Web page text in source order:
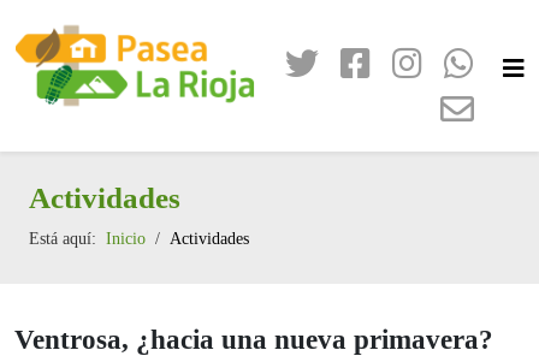
Actividades
Está aquí: Inicio Actividades
Ventrosa, ¿hacia una nueva primavera?